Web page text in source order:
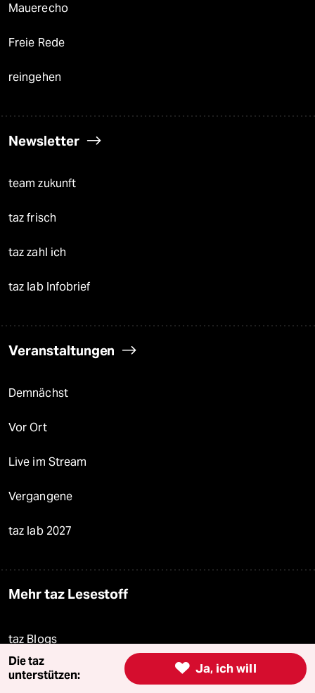
Mauerecho
Freie Rede
reingehen
Newsletter
team zukunft
taz frisch
taz zahl ich
taz lab Infobrief
Veranstaltungen
Demnächst
Vor Ort
Live im Stream
Vergangene
taz lab 2027
Mehr taz Lesestoff
taz Blogs
taz FUTURZWEI  Ja, ich will
Die taz
unterstützen: